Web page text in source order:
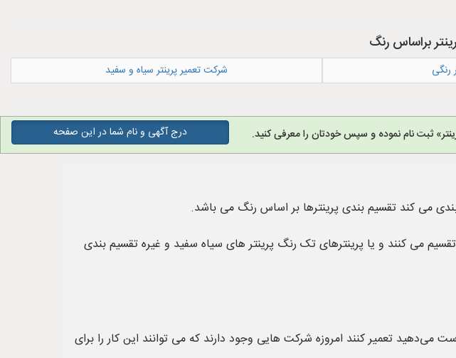
براساس رنگ
رنگی شرکت تعمیر پرینتر سیاه و سفید
ثبت نام نموده و سپس خودتان را معرفی کنید. درج آگهی و نام شما در این صفحه
می کند تقسیم بندی پرینترها بر اساس رنگ می باشد.
رنگ به پرینتر های رنگی یا پرینترهای ۴ رنگ ۵ رنگ ۶ رنگ و غیره تقسیم می کنند و یا پرینترهای تک رنگ پرینتر های سیاه سفید و غیره تقسیم بندی
می‌دهید تعمیر کنند امروزه شرکت هایی وجود دارند که می توانند این کار را برای